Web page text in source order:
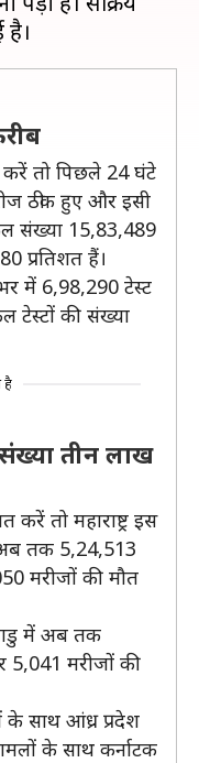
करें तो पिछले 24 घंटे
ठीक हुए और इसी
संख्या 15,83,489
प्रतिशत हैं।
में 6,98,290 टेस्ट
टेस्टों की संख्या
है
तीन लाख
तो महाराष्ट्र इस
तक 5,24,513
मरीजों की मौत
में अब तक
मरीजों की
साथ आंध्र प्रदेश
के साथ कर्नाटक